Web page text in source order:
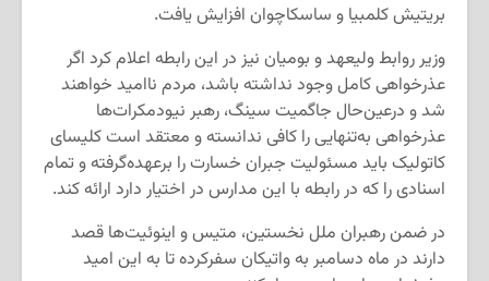
بریتیش کلمبیا و ساسکاچوان افزایش یافت.
وزیر روابط ولیعهد و بومیان نیز در این رابطه اعلام کرد اگر
عذرخواهی کامل وجود نداشته باشد، مردم ناامید خواهند
شد و درعین‌حال جاگمیت سینگ، رهبر نیودمکرات‌ها
عذرخواهی به‌تنهایی را کافی ندانسته و معتقد است کلیسای
کاتولیک باید مسئولیت جبران خسارت را برعهده‌گرفته و تمام
اسنادی را که در رابطه با این مدارس در اختیار دارد ارائه کند.
در ضمن رهبران ملل نخستین، متیس و اینوئیت‌ها قصد
دارند در ماه دسامبر به واتیکان سفرکرده تا به این امید